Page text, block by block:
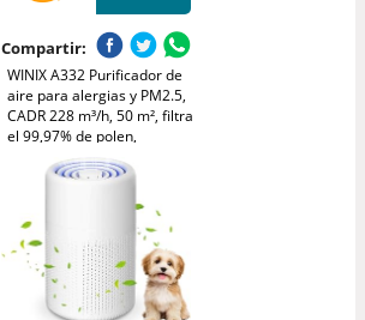
Compartir:
WINIX A332 Purificador de
aire para alergias y PM2.5,
CADR 228 m³/h, 50 m², filtra
el 99,97% de polen,
alergias, polvo y humo,
monitor de calidad del aire,
automático